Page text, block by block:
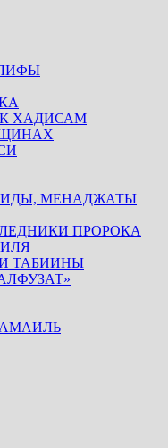
ХАДИСАМ
МЕНАДЖАТЫ
ПРОРОКА
ТАБИИНЫ